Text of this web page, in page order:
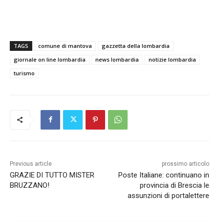
TAGS comune di mantova
gazzetta della lombardia
giornale on line lombardia
news lombardia
notizie lombardia
turismo
Previous article
GRAZIE DI TUTTO MISTER
BRUZZANO!
prossimo articolo
Poste Italiane: continuano in
provincia di Brescia le
assunzioni di portalettere